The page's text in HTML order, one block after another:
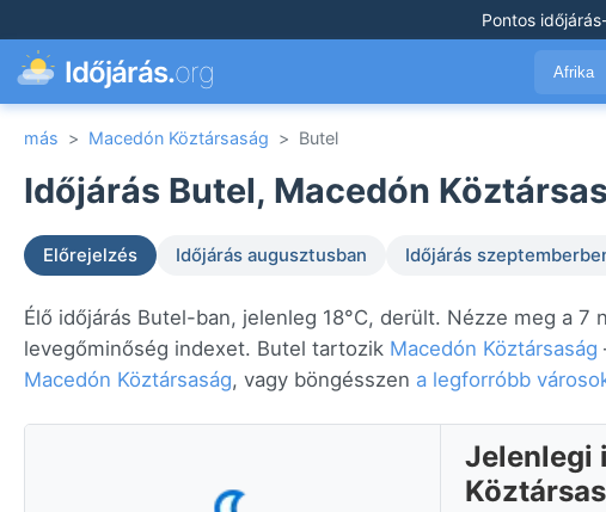
Pontos
Időjárás.org Afrika
más > Macedón Köztársaság > Butel
Időjárás Butel, Macedón
Előrejelzés Időjárás augusztusban Időjárás
Élő időjárás Butel-ban, jelenleg 18°C, derült. Nézze meg a
levegőminőség indexet. Butel tartozik Macedón Köztársaság
Macedón Köztársaság, vagy böngésszen a legforróbb
Jelenlegi